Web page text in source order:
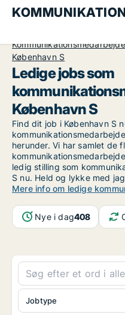
København S
Ledige jobs som
København S
Find dit job i København S
herunder. Vi har samlet de
ledig stilling som
S nu. Held og lykke med
Mere info om ledige
Nye i dag408
Jobtype